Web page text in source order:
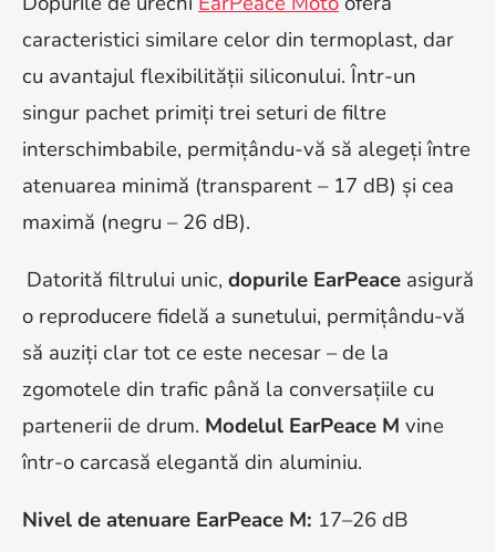
caracteristici similare celor din termoplast, dar
cu avantajul flexibilității siliconului. Într-un
singur pachet primiți trei seturi de filtre
interschimbabile, permițându-vă să alegeți între
atenuarea minimă (transparent – 17 dB) și cea
maximă (negru – 26 dB).
Datorită filtrului unic,dopurile EarPeace asigură
o reproducere fidelă a sunetului, permițându-vă
să auziți clar tot ce este necesar – de la
zgomotele din trafic până la conversațiile cu
partenerii de drum. Modelul EarPeace M vine
într-o carcasă elegantă din aluminiu.
Nivel de atenuare EarPeace M: 17–26 dB